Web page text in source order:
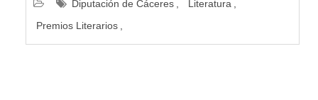
Diputación de Cáceres
Literatura
Premios Literarios